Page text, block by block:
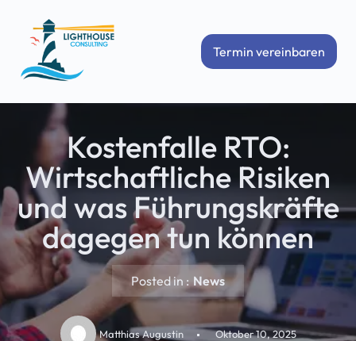
Skip
content
Termin vereinbaren
Kostenfalle RTO:
Wirtschaftliche Risiken
und was Führungskräfte
dagegen tun können
Posted in : News
Matthias Augustin Oktober 10, 2025